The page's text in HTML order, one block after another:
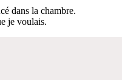
dans la chambre.
je voulais.